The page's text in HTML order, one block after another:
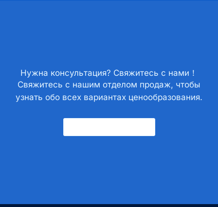
Нужна консультация? Свяжитесь с нами！
Свяжитесь с нашим отделом продаж, чтобы
узнать обо всех вариантах ценообразования.